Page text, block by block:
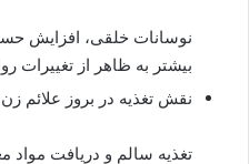
نوسانات خلقی، افزایش
بیشتر به ظاهر از تغییرات
نقش تغذیه در بروز
تغذیه سالم و دریافت مواد